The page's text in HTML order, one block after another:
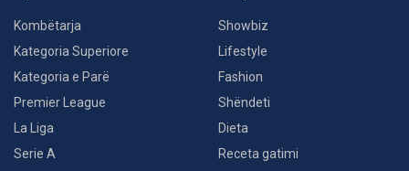
Kombëtarja
Kategoria Superiore
Kategoria e Parë
Premier League
La Liga
Serie A
Showbiz
Lifestyle
Fashion
Shëndeti
Dieta
Receta gatimi